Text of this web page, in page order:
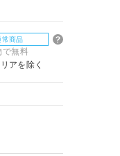
常商品
で無料
アを除く